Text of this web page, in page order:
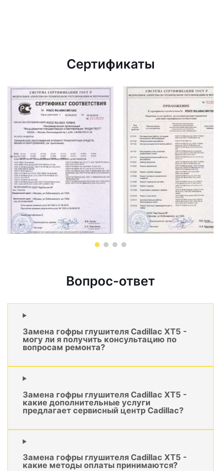
Сертификаты
Вопрос-ответ
Замена гофры глушителя Cadillac XT5 -
могу ли я получить консультацию по
вопросам ремонта?
Замена гофры глушителя Cadillac XT5 -
какие дополнительные услуги
предлагает сервисный центр Cadillac?
Замена гофры глушителя Cadillac XT5 -
какие методы оплаты принимаются?